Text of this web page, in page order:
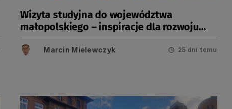
Wizyta studyjna do województwa
małopolskiego – inspiracje dla rozwoju
Marcin Mielewczyk 25 dni temu